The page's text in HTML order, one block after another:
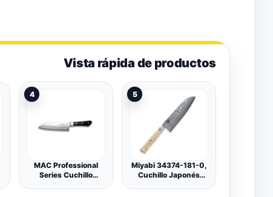
Vista rápida de productos
4
MAC Professional
Series Cuchillo
5
Miyabi 34374-181-0,
Cuchillo Japonés